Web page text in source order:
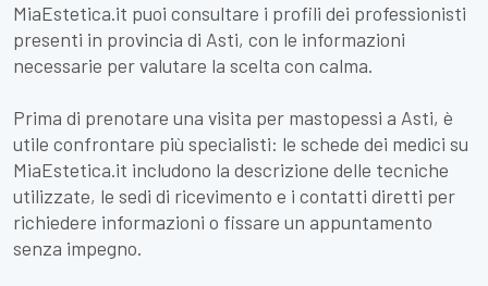
MiaEstetica.it puoi consultare i profili dei professionisti
presenti in provincia di Asti, con le informazioni
necessarie per valutare la scelta con calma.
Prima di prenotare una visita per mastopessi a Asti, è
utile confrontare più specialisti: le schede dei medici su
MiaEstetica.it includono la descrizione delle tecniche
utilizzate, le sedi di ricevimento e i contatti diretti per
richiedere informazioni o fissare un appuntamento
senza impegno.